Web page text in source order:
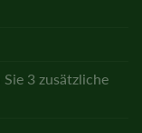
3 zusätzliche